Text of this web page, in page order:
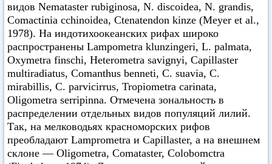
видов Nemataster rubiginosa, N. discoidea, N. grandis,
Comactinia cchinoidea, Ctenatendon kinze (Меуеr et al.,
1978). На индотихоокеанских рифах широко
распространены Lampometra klunzingeri, L. palmata,
Oxymetra finschi, Heterometra savignyi, Capillaster
multiradiatus, Comanthus benneti, С. suavia, С.
mirabillis, С. parvicirrus, Tropiometra carinata,
Oligometra serripinna. Отмечена зональность в
распределении отдельных видов популяций лилий.
Так, на мелководьях красноморских рифов
преобладают Lamprometra и Capillaster, а на внешнем
склоне — Oligometra, Comataster, Colobomctra